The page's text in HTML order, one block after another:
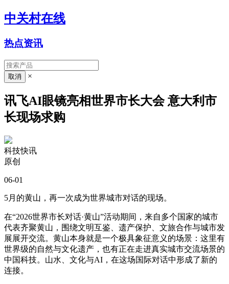
中关村在线
热点资讯
×
讯飞AI眼镜亮相世界市长大会 意大利市
长现场求购
科技快讯
原创
06-01
5月的黄山，再一次成为世界城市对话的现场。
在“2026世界市长对话·黄山”活动期间，来自多个国家的城市
代表齐聚黄山，围绕文明互鉴、遗产保护、文旅合作与城市发
展展开交流。黄山本身就是一个极具象征意义的场景：这里有
世界级的自然与文化遗产，也有正在走进真实城市交流场景的
中国科技。山水、文化与AI，在这场国际对话中形成了新的
连接。